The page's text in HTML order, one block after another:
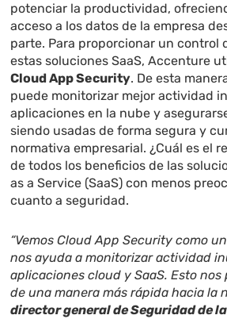
potenciar la productividad,
acceso a los datos de la empresa
parte. Para proporcionar un control
estas soluciones SaaS, Accenture
Cloud App Security. De esta
puede monitorizar mejor actividad
aplicaciones en la nube y
siendo usadas de forma segura y
normativa empresarial. ¿Cuál es el
de todos los beneficios de las
as a Service (SaaS) con menos
cuanto a seguridad.
“Vemos Cloud App Security como
nos ayuda a monitorizar actividad
aplicaciones cloud y SaaS. Esto
de una manera más rápida hacia la
director general de Seguridad de